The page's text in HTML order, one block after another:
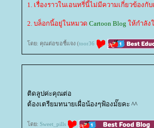
1. เรื่องราวในเอนทรี่นี้ไม่มีความเกี่ยวข้องกั
2. บล็อกนี้อยู่ในหมวด Cartoon Blog ห้กำลัง
ดย: คุณต่อขอชี้แจง (toor36
ติดลูปค่ะคุณต่อ
ต้องเตรียมทนายเผื่อน้องๆฟ้องมั๊ยคะ ^^
ดย: Sweet_pills